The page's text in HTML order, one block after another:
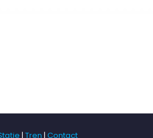
| Tren | Contact